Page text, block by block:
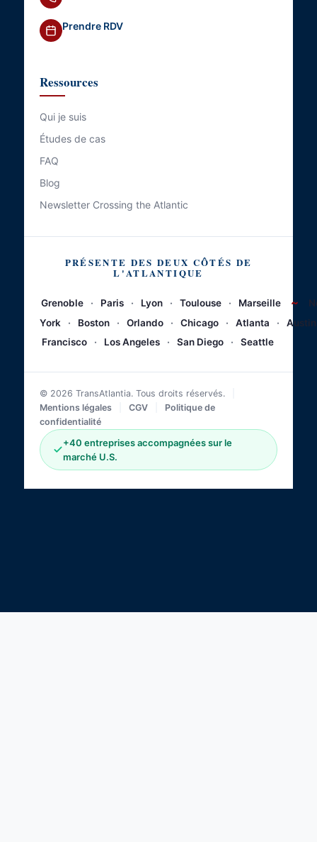
Prendre RDV
Ressources
Qui je suis
Études de cas
FAQ
Blog
Newsletter Crossing the Atlantic
PRÉSENTE DES DEUX CÔTÉS DE
L'ATLANTIQUE
Grenoble · Paris · Lyon · Toulouse · Marseille ~
York
· Boston · Orlando · Chicago · Atlanta ·
Austin
Francisco
· Los Angeles · San Diego · Seattle
© 2026 TransAtlantia. Tous droits réservés.
Mentions légales
CGV
Politique de
confidentialité
+40 entreprises accompagnées sur le
marché U.S.